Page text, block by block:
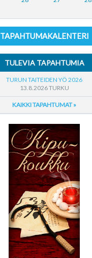
TAPAHTUMAKALENTERI
TULEVIA TAPAHTUMIA
TURUN TAITEIDEN YÖ 2026
13.8.2026 TURKU
KAIKKI TAPAHTUMAT »